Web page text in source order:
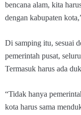
bencana alam, kita
dengan kabupaten
Di samping itu, sesuai
pemerintah pusat,
Termasuk harus ada
“Tidak hanya
kota harus sama